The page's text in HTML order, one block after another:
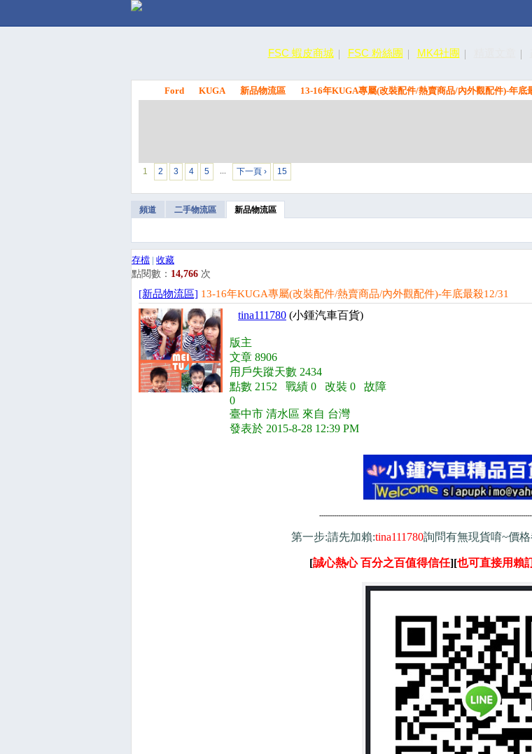
FSC 蝦皮商城 FSC 粉絲團 MK4社團
Ford KUGA 新品物流區 13-16年KUGA專屬(改裝配件/熱賣商品/內外觀配件)-年底
1 2 3 4 5 … 下一頁 › 15
頻道 二手物流區 新品物流區
存檔 | 收藏
點閱數： 14,766 次
[新品物流區] 13-16年KUGA專屬(改裝配件/熱賣商品/內外觀配件)-年底最殺12/31
tina111780 (小鍾汽車百貨)
版主
文章 8906
用戶失蹤天數 2434
點數 2152 戰績 0 改裝 0 故障
0
臺中市 清水區 來自 台灣
發表於 2015-8-28 12:39 PM
---------------------------------------------
第一步:請先加賴:tina111780詢問有無現貨唷~價
[誠心熱心 百分之百值得信任][也可直接用賴